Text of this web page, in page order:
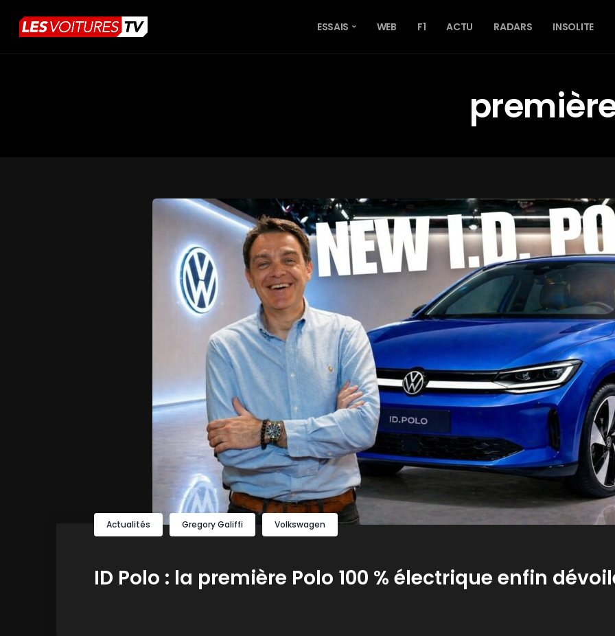
ESSAIS WEB F1 ACTU RADARS INSOLITE
Actualités Gregory Galiffi Volkswagen
ID Polo : la première Polo 100 % électrique enfin